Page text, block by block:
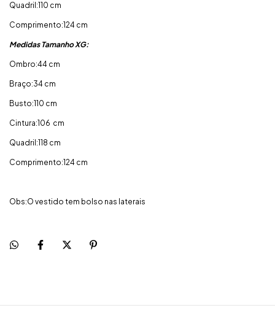
Quadril:110 cm
Comprimento:124 cm
Medidas Tamanho XG:
Ombro:44 cm
Braço:34 cm
Busto:110 cm
Cintura:106 cm
Quadril:118 cm
Comprimento:124 cm
Obs:O vestido tem bolso nas laterais